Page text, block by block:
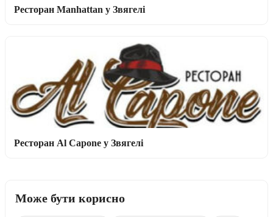
Ресторан Manhattan у Звягелі
Ресторан Al Capone у Звягелі
Може бути корисно